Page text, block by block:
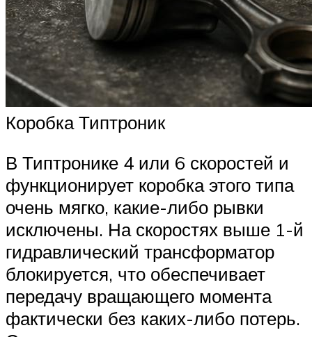
Коробка Типтроник
В Типтронике 4 или 6 скоростей и
функционирует коробка этого типа
очень мягко, какие-либо рывки
исключены. На скоростях выше 1-й
гидравлический трансформатор
блокируется, что обеспечивает
передачу вращающего момента
фактически без каких-либо потерь.